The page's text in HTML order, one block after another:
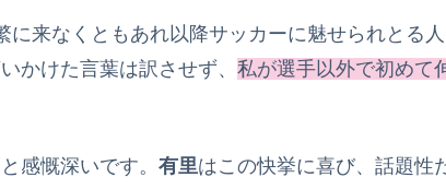
に来なくともあれ以降サッカーに魅せられとる
かけた言葉は訳させず、 私が選手以外で初めて
感慨深いです。 有里はこの快挙に喜び、話題性